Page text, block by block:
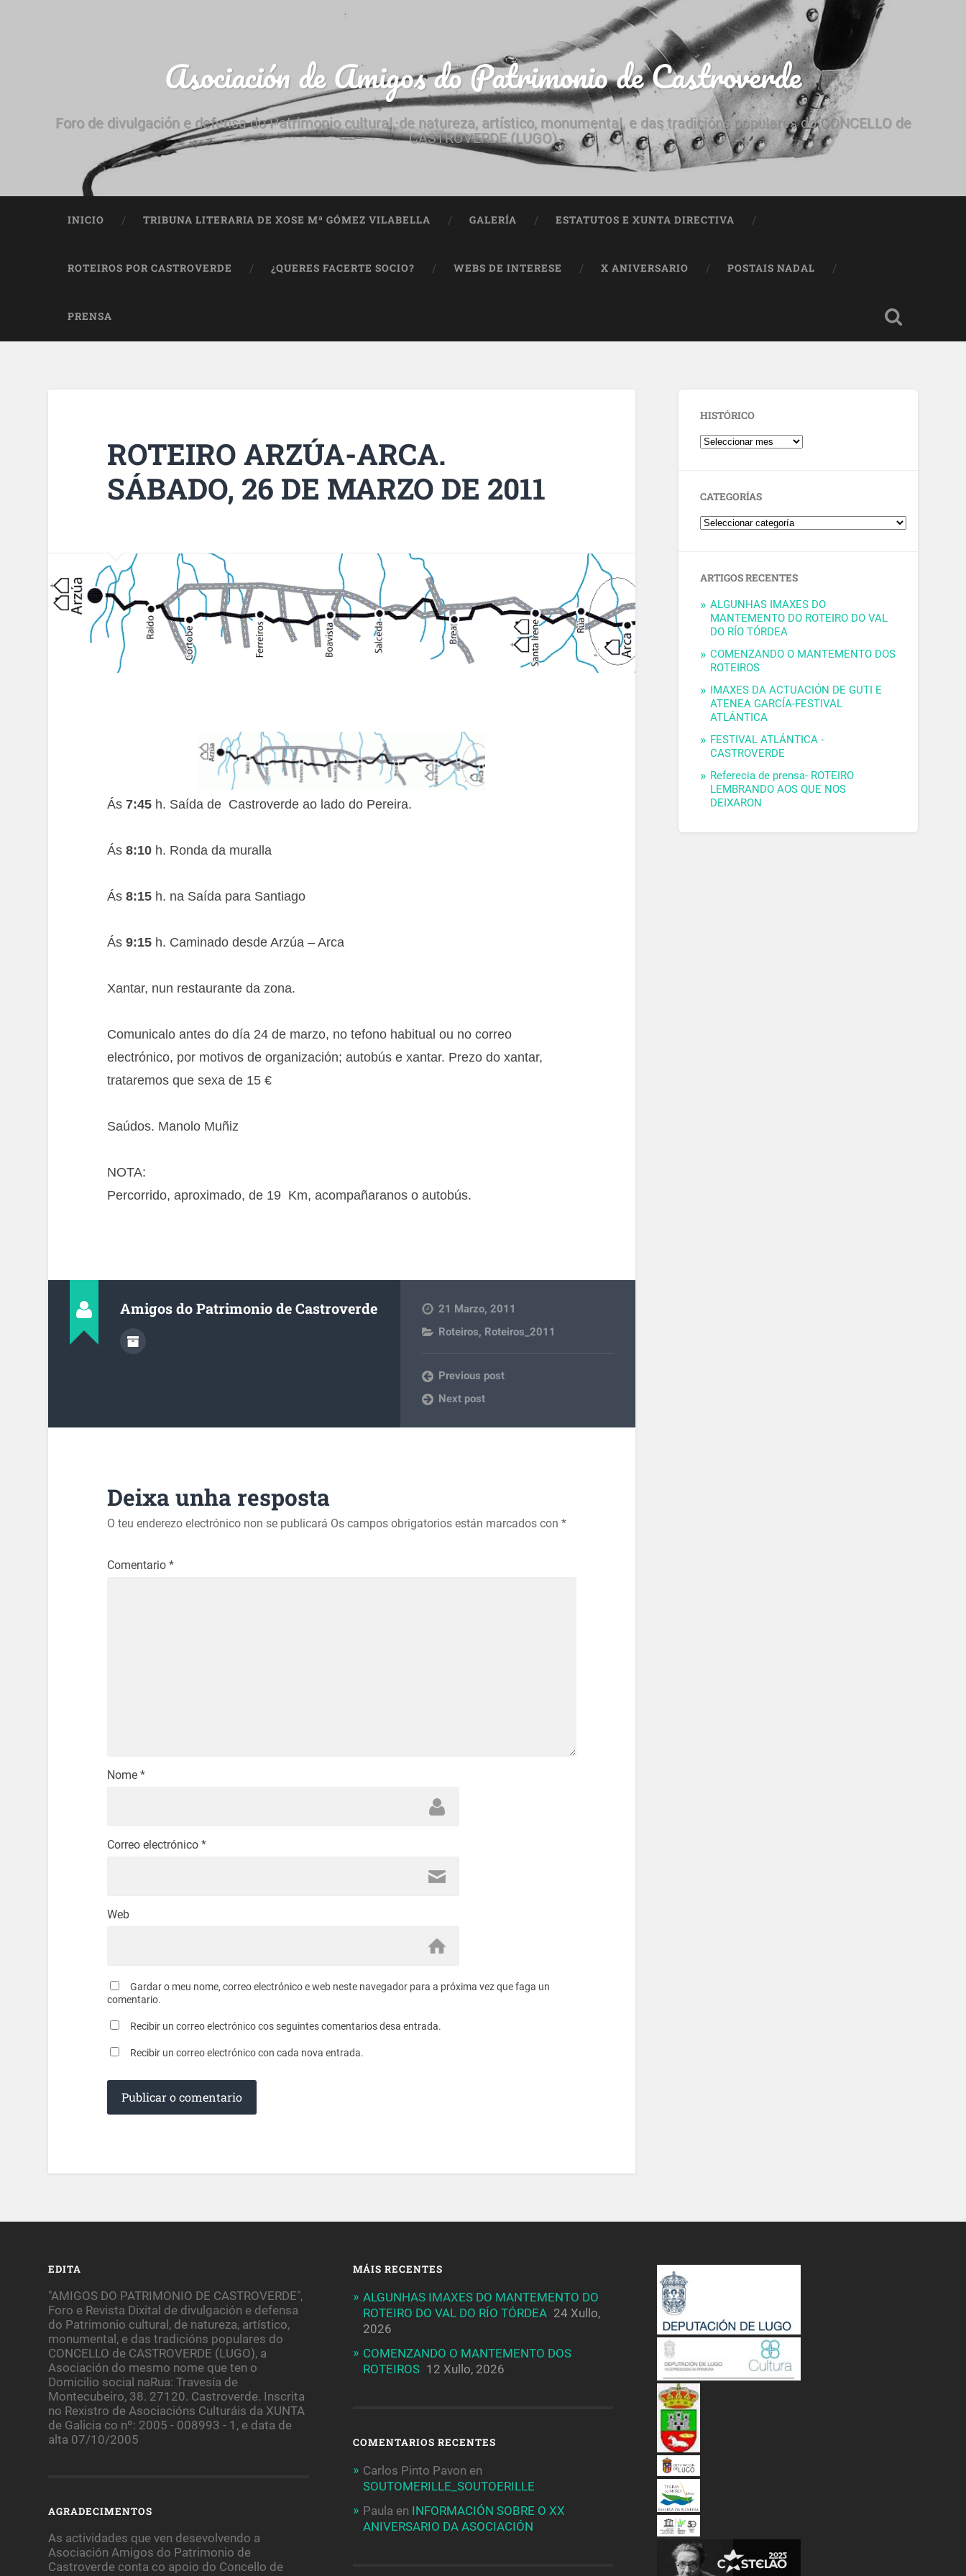
Asociación de Amigos do Patrimonio de Castroverde
Foro de divulgación e defensa do Patrimonio cultural, de natureza, artístico, monumental, e das tradicións populares do CONCELLO de
CASTROVERDE (LUGO)
INICIO TRIBUNA LITERARIA DE XOSE Mª GÓMEZ VILABELLA GALERÍA ESTATUTOS E XUNTA DIRECTIVA
ROTEIROS POR CASTROVERDE ¿QUERES FACERTE SOCIO? WEBS DE INTERESE X ANIVERSARIO POSTAIS NADAL
PRENSA
ROTEIRO ARZÚA-ARCA.
SÁBADO, 26 DE MARZO DE 2011
Ás 7:45h. Saída de Castroverde ao lado do Pereira.
Ás 8:10h. Ronda da muralla
Ás 8:15h. na Saída para Santiago
Ás 9:15h. Caminado desde Arzúa – Arca
Xantar, nun restaurante da zona.
Comunicalo antes do día 24 de marzo, no tefono habitual ou no correo
electrónico, por motivos de organización; autobús e xantar. Prezo do xantar,
trataremos que sexa de 15 €
Saúdos. Manolo Muñiz
NOTA:
Percorrido, aproximado, de 19 Km, acompañaranos o autobús.
Amigos do Patrimonio de Castroverde
21 Marzo, 2011
Roteiros, Roteiros_2011
Previous post
Next post
Deixa unha resposta
O teu enderezo electrónico non se publicará Os campos obrigatorios están marcados con *
Comentario *
Nome *
Correo electrónico *
Web
Gardar o meu nome, correo electrónico e web neste navegador para a próxima vez que faga un
comentario.
Recibir un correo electrónico cos seguintes comentarios desa entrada.
Recibir un correo electrónico con cada nova entrada.
HISTÓRICO
CATEGORÍAS
ARTIGOS RECENTES
ALGUNHAS IMAXES DO
MANTEMENTO DO ROTEIRO DO VAL
DO RÍO TÓRDEA
COMENZANDO O MANTEMENTO DOS
ROTEIROS
IMAXES DA ACTUACIÓN DE GUTI E
ATENEA GARCÍA-FESTIVAL
ATLÁNTICA
FESTIVAL ATLÁNTICA -
CASTROVERDE
Referecia de prensa- ROTEIRO
LEMBRANDO AOS QUE NOS
DEIXARON
EDITA
"AMIGOS DO PATRIMONIO DE CASTROVERDE",
Foro e Revista Dixital de divulgación e defensa
do Patrimonio cultural, de natureza, artístico,
monumental, e das tradicións populares do
CONCELLO de CASTROVERDE (LUGO), a
Asociación do mesmo nome que ten o
Domicilio social naRua: Travesía de
Montecubeiro, 38. 27120. Castroverde. Inscrita
no Rexistro de Asociacións Culturáis da XUNTA
de Galicia co nº: 2005 - 008993 - 1, e data de
alta 07/10/2005
AGRADECIMENTOS
As actividades que ven desevolvendo a
Asociación Amigos do Patrimonio de
Castroverde conta co apoio do Concello de
MÁIS RECENTES
ALGUNHAS IMAXES DO MANTEMENTO DO
ROTEIRO DO VAL DO RÍO TÓRDEA 24 Xullo,
2026
COMENZANDO O MANTEMENTO DOS
ROTEIROS 12 Xullo, 2026
COMENTARIOS RECENTES
Carlos Pinto Pavon en
SOUTOMERILLE_SOUTOERILLE
Paula en INFORMACIÓN SOBRE O XX
ANIVERSARIO DA ASOCIACIÓN